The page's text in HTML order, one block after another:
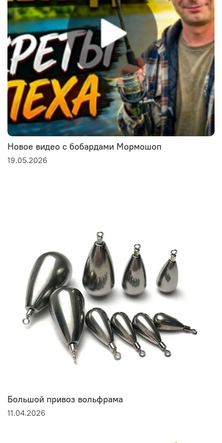
Новое видео с бобардами Мормошоп
19.05.2026
Большой привоз вольфрама
11.04.2026